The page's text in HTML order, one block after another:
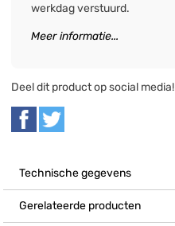
werkdag verstuurd.
Meer informatie...
Deel dit product op social media!
Technische gegevens
Gerelateerde producten